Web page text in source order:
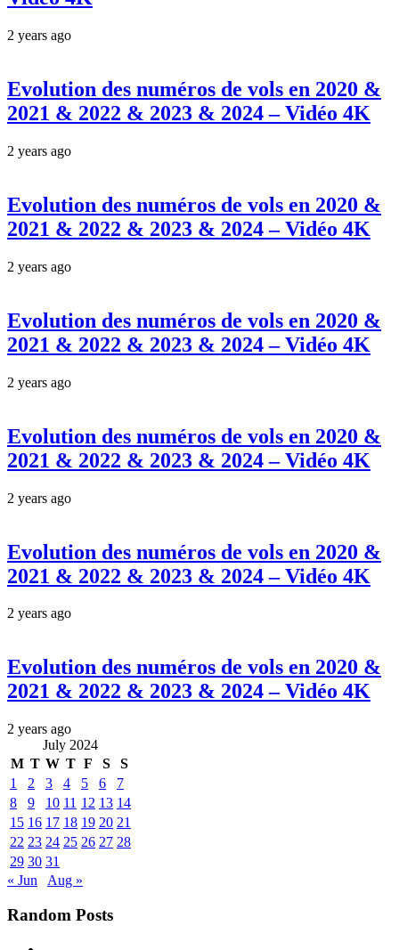
2 years ago
Evolution des numéros de vols en 2020 &
2021 & 2022 & 2023 & 2024 – Vidéo 4K
2 years ago
Evolution des numéros de vols en 2020 &
2021 & 2022 & 2023 & 2024 – Vidéo 4K
2 years ago
Evolution des numéros de vols en 2020 &
2021 & 2022 & 2023 & 2024 – Vidéo 4K
2 years ago
Evolution des numéros de vols en 2020 &
2021 & 2022 & 2023 & 2024 – Vidéo 4K
2 years ago
Evolution des numéros de vols en 2020 &
2021 & 2022 & 2023 & 2024 – Vidéo 4K
2 years ago
Evolution des numéros de vols en 2020 &
2021 & 2022 & 2023 & 2024 – Vidéo 4K
2 years ago
July 2024
M T W T F S
S
1
2 3 4 5 6
7
8
9 10 11 12 13 14
15 16 17 18 19 20 21
22 23 24 25 26 27 28
29 30 31
« Jun
Aug »
Random Posts